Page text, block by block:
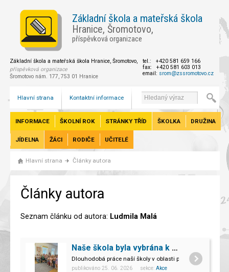
Základní škola a mateřská škola
Hranice, Šromotovo,
příspěvková organizace
Základní škola a mateřská škola Hranice, Šromotovo,
příspěvková organizace
Šromotovo nám. 177, 753 01 Hranice
tel.: +420 581 659 166
fax: +420 581 603 013
email: srom@zssromotovo.cz
Hlavní strana Kontaktní informace
INFORMACE ŠKOLNÍ ROK STRÁNKY TŘÍD ŠKOLKA DRUŽINA
JÍDELNA ŽÁCI RODIČE UČITELÉ
Hlavní strana Články autora
Články autora
Seznam článku od autora: Ludmila Malá
Naše škola byla vybrána k pilotnímu ověřování projektu Dětský úsměv
Dlouhodobá práce naší školy v oblasti prevence přinesla
publikováno 25. 06. 2026 sekce: Akce